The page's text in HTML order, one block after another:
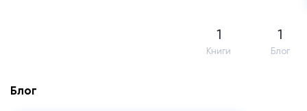
1
Книги
1
Блог
Блог